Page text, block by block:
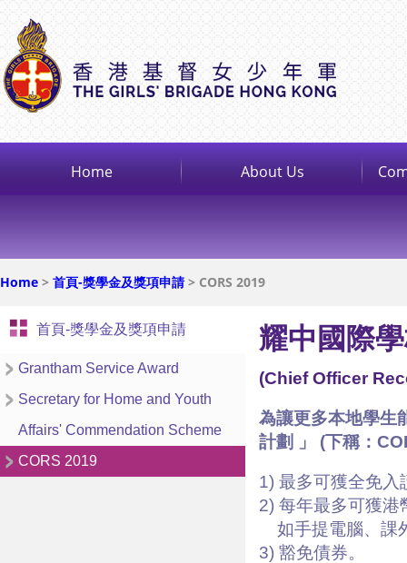
Home About Us
Home > 首頁-獎學金及獎項申請> CORS 2019
首頁-獎學金及獎項申請
Grantham Service Award
Secretary for Home and Youth
Affairs' Commendation Scheme
CORS 2019
耀中國際
(Chief Officer
為讓更多本地學生
計劃 」 (下稱：
1) 最多可獲全免入
2) 每年最多可獲港
如手提電腦、課
3) 豁免債券。